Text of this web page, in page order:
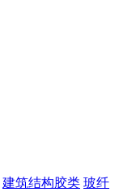
建筑结构胶类 玻纤